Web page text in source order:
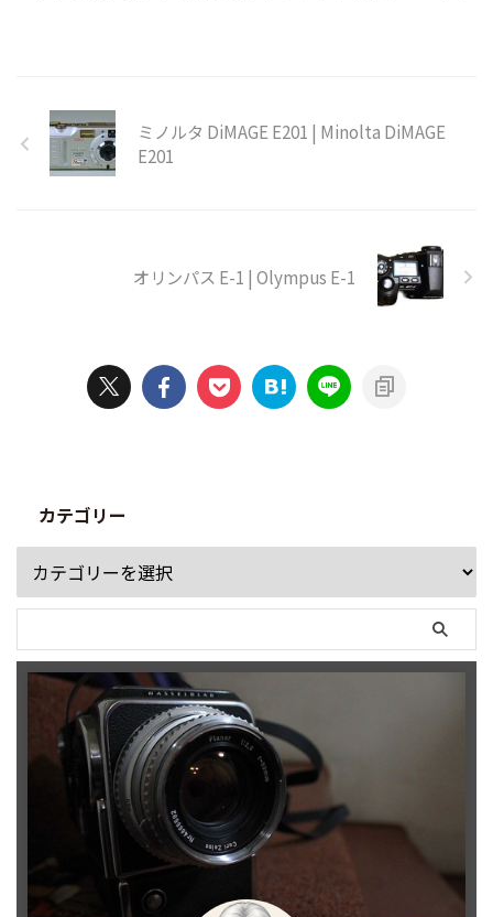
ミノルタ DiMAGE E201 | Minolta DiMAGE
E201
オリンパス E-1 | Olympus E-1
カテゴリー